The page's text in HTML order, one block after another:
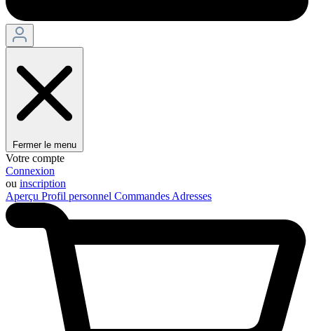
Fermer le menu
Votre compte
Connexion
ou inscription
Aperçu Profil personnel Commandes Adresses